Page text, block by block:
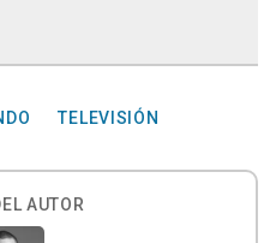
TELEVISIÓN
AUTOR